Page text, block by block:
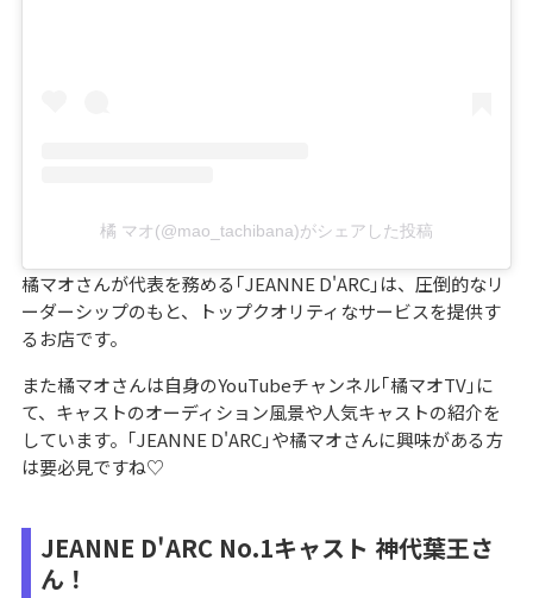
橘 マオ(@mao_tachibana)がシェアした投稿
橘マオさんが代表を務める｢JEANNE D'ARC｣は、圧倒的なリ
ーダーシップのもと、トップクオリティなサービスを提供す
るお店です。
また橘マオさんは自身のYouTubeチャンネル｢橘マオTV｣に
て、キャストのオーディション風景や人気キャストの紹介を
しています。｢JEANNE D'ARC｣や橘マオさんに興味がある方
は要必見ですね♡
JEANNE D'ARC No.1キャスト 神代葉王さ
ん！